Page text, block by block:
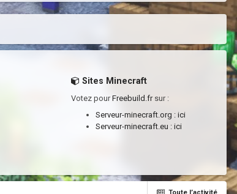
Sites Minecraft
Votez pourFreebuild.frsur :
Serveur-minecraft.org : ici
Serveur-minecraft.eu : ici